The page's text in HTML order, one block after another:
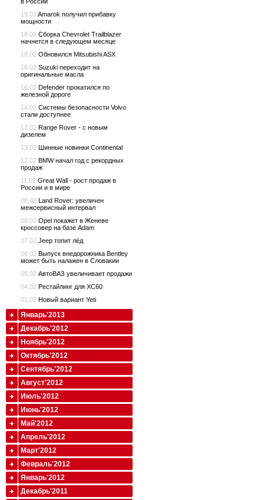
19.02 Amarok получил прибавку
мощности
18.02 Сборка Chevrolet Trailblazer
начнется в следующем месяце
18.02 Обновился Mitsubishi ASX
16.02 Suzuki переходит на
оригинальные масла
16.02 Defender прокатился по
железной дороге
14.02 Системы безопасности Volvo
стали доступнее
13.02 Range Rover - с новым
дизелем
13.02 Шинные новинки Continental
12.02 BMW начал год с рекордных
продаж
11.02 Great Wall - рост продаж в
России и в мире
08.02 Land Rover: увеличен
межсервисный интервал
08.02 Opel покажет в Женеве
кроссовер на базе Adam
07.02 Jeep топит лёд
06.02 Выпуск внедорожника Bentley
может быть налажен в Словакии
05.02 АвтоВАЗ увеличивает продажи
04.02 Рестайлинг для XC60
01.02 Новый вариант Yeti
Январь'2013
Декабрь'2012
Ноябрь'2012
Октябрь'2012
Сентябрь'2012
Август'2012
Июль'2012
Июнь'2012
Май'2012
Апрель'2012
Март'2012
Февраль'2012
Январь'2012
Декабрь'2011